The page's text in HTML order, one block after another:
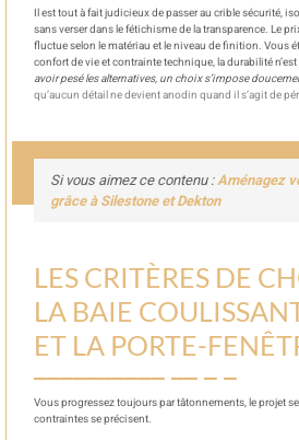
Il est tout à fait judicieux de passer au crible sécurité,
sans verser dans le fétichisme de la transparence. Le
fluctue selon le matériau et le niveau de finition. Vous
confort de vie et contrainte technique, la durabilité
avoir pesé les alternatives, un choix s’impose
qu’aucun détail ne devient anodin quand il s’agit de
Si vous aimez ce contenu :Aménagez
grâce à Silestone et Dekton
LES CRITÈRES DE
LA BAIE
ET LA PORTE-
Vous progressez toujours par tâtonnements, le projet
contraintes se précisent.